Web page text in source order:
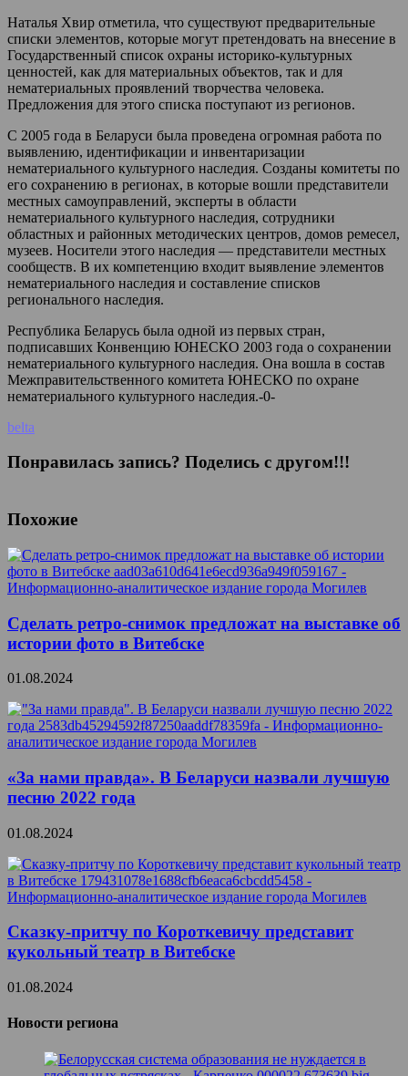
Наталья Хвир отметила, что существуют предварительные
списки элементов, которые могут претендовать на внесение в
Государственный список охраны историко-культурных
ценностей, как для материальных объектов, так и для
нематериальных проявлений творчества человека.
Предложения для этого списка поступают из регионов.
С 2005 года в Беларуси была проведена огромная работа по
выявлению, идентификации и инвентаризации
нематериального культурного наследия. Созданы комитеты по
его сохранению в регионах, в которые вошли представители
местных самоуправлений, эксперты в области
нематериального культурного наследия, сотрудники
областных и районных методических центров, домов ремесел,
музеев. Носители этого наследия — представители местных
сообществ. В их компетенцию входит выявление элементов
нематериального наследия и составление списков
регионального наследия.
Республика Беларусь была одной из первых стран,
подписавших Конвенцию ЮНЕСКО 2003 года о сохранении
нематериального культурного наследия. Она вошла в состав
Межправительственного комитета ЮНЕСКО по охране
нематериального культурного наследия.-0-
belta
Понравилась запись? Поделись с другом!!!
Похожие
Сделать ретро-снимок предложат на выставке об
истории фото в Витебске
01.08.2024
«За нами правда». В Беларуси назвали лучшую
песню 2022 года
01.08.2024
Сказку-притчу по Короткевичу представит
кукольный театр в Витебске
01.08.2024
Новости региона